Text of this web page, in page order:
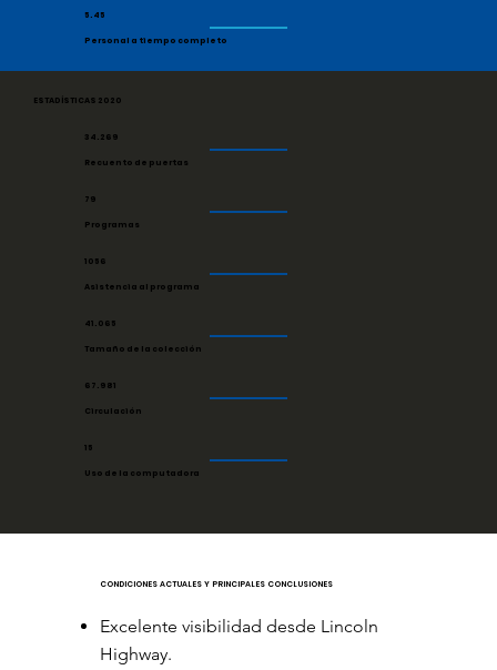
5.45
Personal a tiempo completo
ESTADÍSTICAS 2020
34.269
Recuento de puertas
79
Programas
1056
Asistencia al programa
41.065
Tamaño de la colección
67.981
Circulación
15
Uso de la computadora
CONDICIONES ACTUALES Y PRINCIPALES CONCLUSIONES
Excelente visibilidad desde Lincoln
Highway.